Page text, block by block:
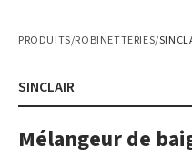
PRODUITS/ROBINETTERIES/
SINCLAIR
Mélangeur de